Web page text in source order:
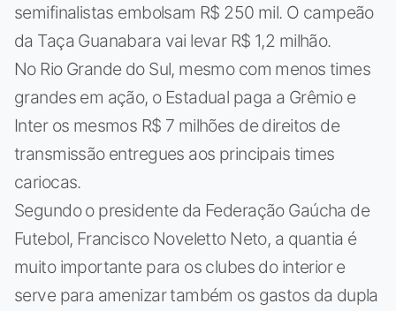
semifinalistas embolsam R$ 250 mil. O campeão
da Taça Guanabara vai levar R$ 1,2 milhão.
No Rio Grande do Sul, mesmo com menos times
grandes em ação, o Estadual paga a Grêmio e
Inter os mesmos R$ 7 milhões de direitos de
transmissão entregues aos principais times
cariocas.
Segundo o presidente da Federação Gaúcha de
Futebol, Francisco Noveletto Neto, a quantia é
muito importante para os clubes do interior e
serve para amenizar também os gastos da dupla